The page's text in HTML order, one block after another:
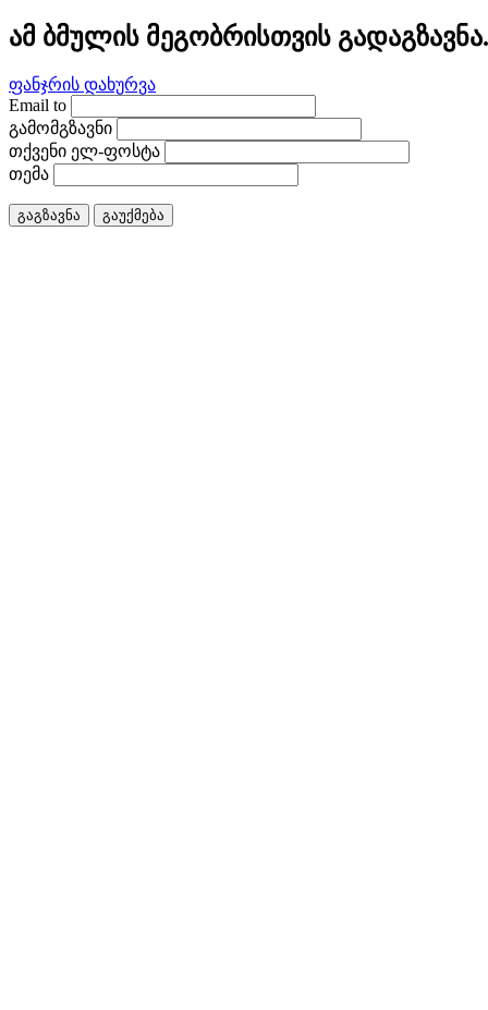
ამ ბმულის მეგობრისთვის გადაგზავნა.
ფანჯრის დახურვა
Email to
გამომგზავნი
თქვენი ელ-ფოსტა
თემა
გაგზავნა გაუქმება